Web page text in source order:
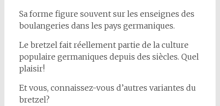
Sa forme figure souvent sur les enseignes des
boulangeries dans les pays germaniques.
Le bretzel fait réellement partie de la culture
populaire germaniques depuis des siècles. Quel
plaisir!
Et vous, connaissez-vous d’autres variantes du
bretzel?